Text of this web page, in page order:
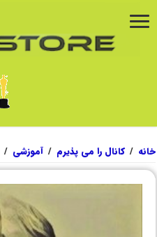
خانه / کانال را می پذیرم / آموزشی /